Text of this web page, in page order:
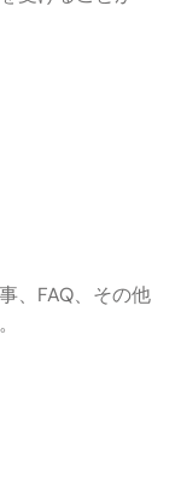
、FAQ、その他